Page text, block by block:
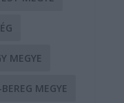
MEGYE
MEGYE